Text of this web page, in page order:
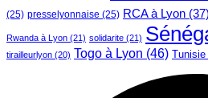
(25) presselyonnaise (25) RCA à Lyon (37)
Rwanda à Lyon (21) solidarite (21)
tirailleurlyon (20) Togo à Lyon (46)